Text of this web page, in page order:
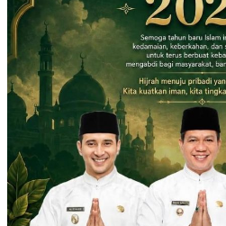
6 Agustus 2026
Bersama Kepala Staf
Kabupaten Bandung Hj.
MPLS Sekolah Rakyat
6 Agustus 2026
Cerita Jamaah Bandung
Rahmah Travel